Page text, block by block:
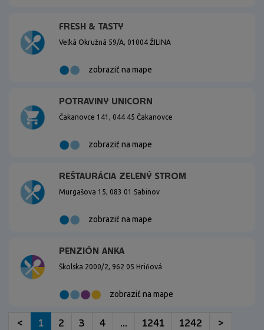
FRESH & TASTY
Veľká Okružná 59/A, 01004 ŽILINA
zobraziť na mape
POTRAVINY UNICORN
Čakanovce 141, 044 45 Čakanovce
zobraziť na mape
REŠTAURÁCIA ZELENÝ STROM
Murgašova 15, 083 01 Sabinov
zobraziť na mape
PENZIÓN ANKA
Školska 2000/2, 962 05 Hriňová
zobraziť na mape
< 1 2 3 4 ... 1241 1242 >